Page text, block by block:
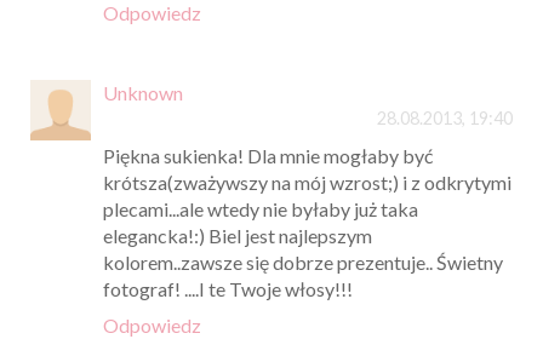
Odpowiedz
Unknown
28.08.2013, 19:40
Piękna sukienka! Dla mnie mogłaby być
krótsza(zważywszy na mój wzrost;) i z odkrytymi
plecami...ale wtedy nie byłaby już taka
elegancka!:) Biel jest najlepszym
kolorem..zawsze się dobrze prezentuje.. Świetny
fotograf! ....I te Twoje włosy!!!
Odpowiedz